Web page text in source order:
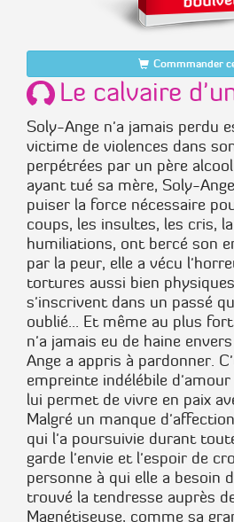
Commmander
Le calvaire
Soly-Ange n'a jamais perdu
victime de violences dans
perpétrées par un père
ayant tué sa mère, Soly-
puiser la force nécessaire
coups, les insultes, les cris,
humiliations, ont bercé son
par la peur, elle a vécu
tortures aussi bien
s'inscrivent dans un passé
oublié... Et même au plus
n'a jamais eu de haine
Ange a appris à pardonner.
empreinte indélébile
lui permet de vivre en paix
Malgré un manque
qui l'a poursuivie durant
garde l'envie et l'espoir de
personne à qui elle a besoin
trouvé la tendresse auprès
Magnétiseuse, comme sa